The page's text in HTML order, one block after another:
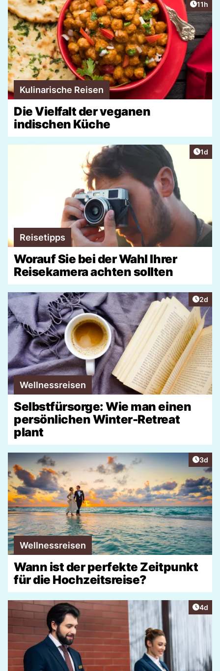
11h
Kulinarische Reisen
Die Vielfalt der veganen
indischen Küche
1d
Reisetipps
Worauf Sie bei der Wahl Ihrer
Reisekamera achten sollten
2d
Wellnessreisen
Selbstfürsorge: Wie man einen
persönlichen Winter-Retreat
plant
3d
Wellnessreisen
Wann ist der perfekte Zeitpunkt
für die Hochzeitsreise?
4d